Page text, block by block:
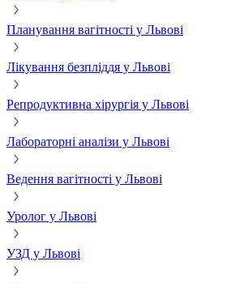
Планування вагітності у Львові
Лікування безпліддя у Львові
Репродуктивна хірургія у Львові
Лабораторні аналізи у Львові
Ведення вагітності у Львові
Уролог у Львові
УЗД у Львові